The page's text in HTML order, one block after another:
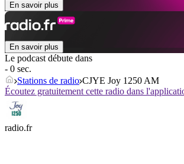
En savoir plus
En savoir plus
Le podcast débute dans
- 0 sec.
Stations de radio CJYE Joy 1250 AM
Écoutez gratuitement cette radio dans
radio.fr